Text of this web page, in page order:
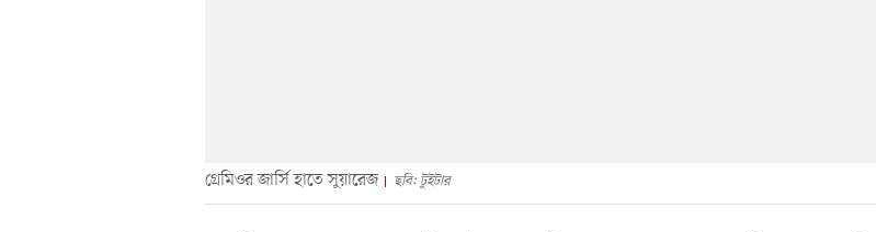
গ্রেমিওর জার্সি হাতে সুয়ারেজ ছবি: টুইটার